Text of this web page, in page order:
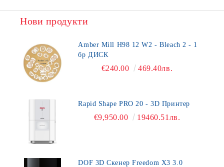
Нови продукти
Amber Mill H98 12 W2 - Bleach 2 - 1
бр ДИСК
€240.00 469.40лв.
Rapid Shape PRO 20 - 3D Принтер
€9,950.00 19460.51лв.
DOF 3D Скенер Freedom X3 3.0